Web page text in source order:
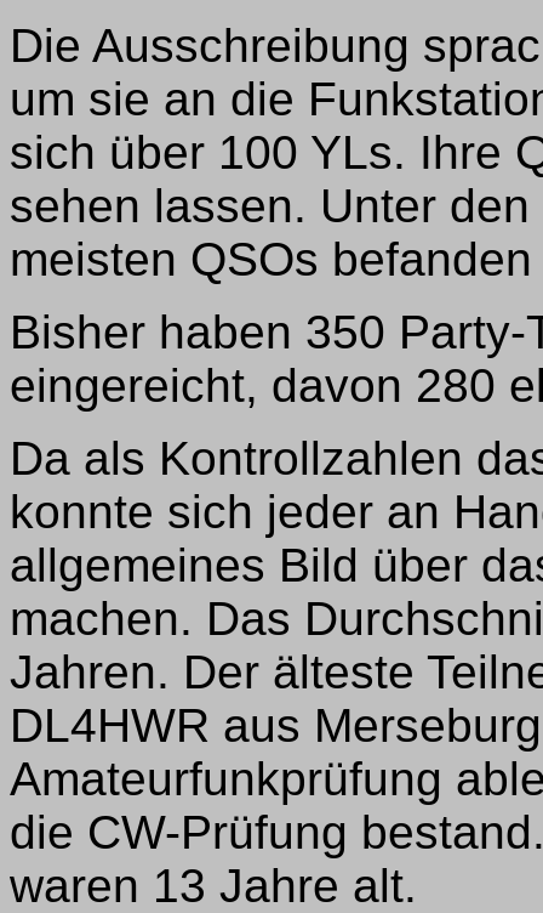
Die Ausschreibung
um sie an die
sich über 100 YLs. Ihre
sehen lassen. Unter
meisten QSOs
Bisher haben 350
eingereicht, davon 280
Da als Kontrollzahlen
konnte sich jeder an
allgemeines Bild über
machen. Das
Jahren. Der älteste
DL4HWR aus
Amateurfunkprüfung
die CW-Prüfung
waren 13 Jahre alt.